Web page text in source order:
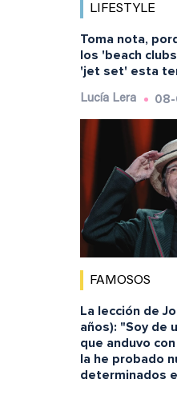
LIFESTYLE
Toma nota,
los 'beach
'jet set' esta
Lucía Lera
FAMOSOS
La lección de
años): "Soy de
que anduvo
la he probado
determinados